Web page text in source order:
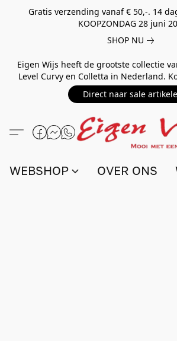
Gratis verzending vanaf € 50,-. 14
KOOPZONDAG 28 juni
SHOP NU
Eigen Wijs heeft de grootste collectie
Level Curvy en Colletta in Nederland.
Direct naar sale
WEBSHOP OVER ONS